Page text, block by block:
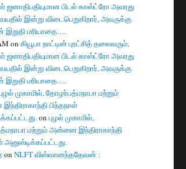
ஜனாதிபதியுமான பிடல் காஸ்ட்ரோ அவரது
இன்று விடைபெறுகிறார், அவருக்கு
இறுதி மரியாதை….
onகியூபா நாட்டின் புரட்சித் தலைவரும்,
ஜனாதிபதியுமான பிடல் காஸ்ட்ரோ அவரது
இன்று விடைபெறுகிறார், அவருக்கு
இறுதி மரியாதை….
முகாமில், தோழர்பத்மநாபா மற்றும்
பிந்தநாள்
onபுழல் முகாமில்,
மற்றும் அன்னை இந்திராகாந்தி
அனுஸ்டிக்கப்பட்டது.
onNLFT விஸ்வானந்ததேவன் :